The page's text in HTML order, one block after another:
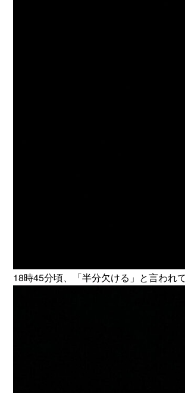
18時45分頃、「半分欠ける」と言われ